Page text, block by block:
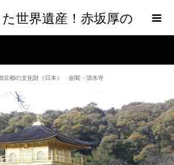
世界遺産！赤坂厚の
京都の文化財（日本） 金閣・清水寺